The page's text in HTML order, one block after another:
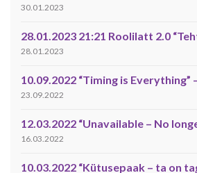
30.01.2023
28.01.2023 21:21 Roolilatt 2.0
28.01.2023
10.09.2022 “Timing is
23.09.2022
12.03.2022 “Unavailable – No
16.03.2022
10.03.2022 “Kütusepaak – ta on